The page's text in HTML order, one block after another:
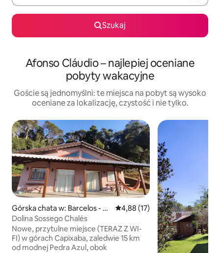
Szukaj
Afonso Cláudio – najlepiej oceniane
pobyty wakacyjne
Goście są jednomyślni: te miejsca na pobyt są wysoko
oceniane za lokalizację, czystość i nie tylko.
Górska chata w: Barcelos - Pe
dra Azul
Średnia ocena: 4,88 na 5,
4,88 (17)
Dolina Sossego Chalés
Nowe, przytulne miejsce (TERAZ Z WI-
FI) w górach Capixaba, zaledwie 15 km
od modnej Pedra Azul, obok